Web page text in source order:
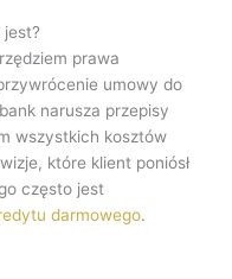
prawa
umowy do
narusza przepisy
wszystkich kosztów
które klient poniósł
często jest
darmowego.